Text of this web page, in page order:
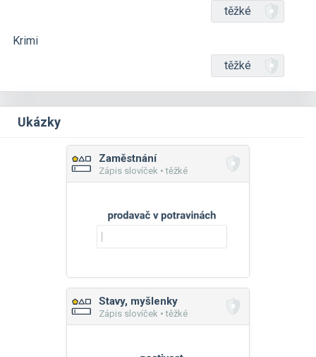
těžké
Krimi
těžké
Ukázky
Zaměstnání
Zápis slovíček • těžké
Stavy, myšlenky
Zápis slovíček • těžké